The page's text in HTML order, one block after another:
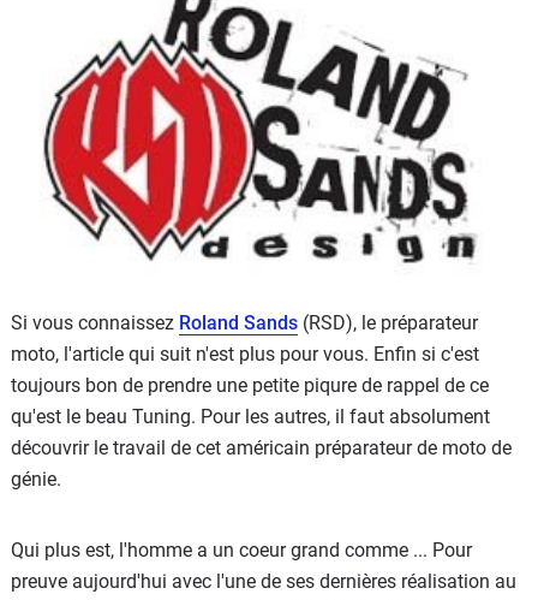
Services
Auto
Si vous connaissez Roland Sands (RSD), le préparateur
moto, l'article qui suit n'est plus pour vous. Enfin si c'est
toujours bon de prendre une petite piqure de rappel de ce
qu'est le beau Tuning. Pour les autres, il faut absolument
découvrir le travail de cet américain préparateur de moto de
génie.
Qui plus est, l'homme a un coeur grand comme ... Pour
preuve aujourd'hui avec l'une de ses dernières réalisation au